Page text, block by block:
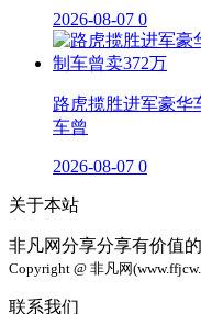
2026-08-07 0
路虎揽胜进军豪华
车曾
2026-08-07 0
关于本站
非凡网分享分享有价值
Copyright @ 非凡网
联系我们